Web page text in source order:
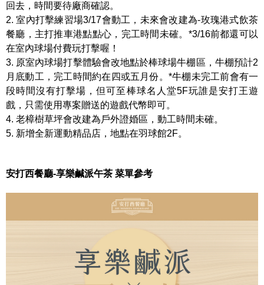
回去，時間要待廠商確認。
2. 室內打擊練習場3/17會動工，未來會改建為-玫瑰港式飲茶
餐廳，主打推車港點點心，完工時間未確。*3/16前都還可以
在室內球場付費玩打擊喔！
3. 原室內球場打擊體驗會改地點於棒球場牛棚區，牛棚預計2
月底動工，完工時間約在四或五月份。*牛棚未完工前會有一
段時間沒有打擊場，但可至棒球名人堂5F玩誰是安打王遊
戲，只需使用專案贈送的遊戲代幣即可。
4. 老樟樹草坪會改建為戶外證婚區，動工時間未確。
5. 新增全新運動精品店，地點在羽球館2F。
安打西餐廳-享樂鹹派午茶 菜單參考